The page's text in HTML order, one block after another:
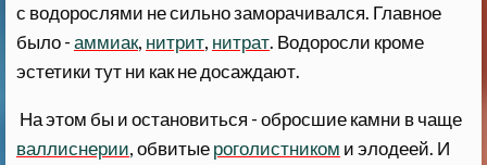
с водорослями не сильно заморачивался. Главное
было -аммиак, нитрит, нитрат. Водоросли кроме
эстетики тут ни как не досаждают.
На этом бы и остановиться - обросшие камни в чаще
валлиснерии, обвитыероголистником и элодеей. И